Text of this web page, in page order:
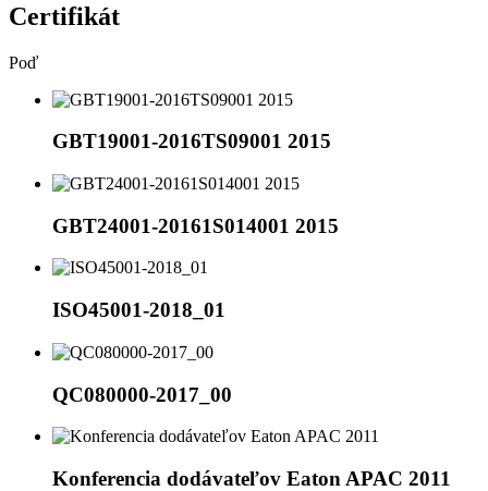
Certifikát
Poď
GBT19001-2016TS09001 2015
GBT24001-20161S014001 2015
ISO45001-2018_01
QC080000-2017_00
Konferencia dodávateľov Eaton APAC 2011